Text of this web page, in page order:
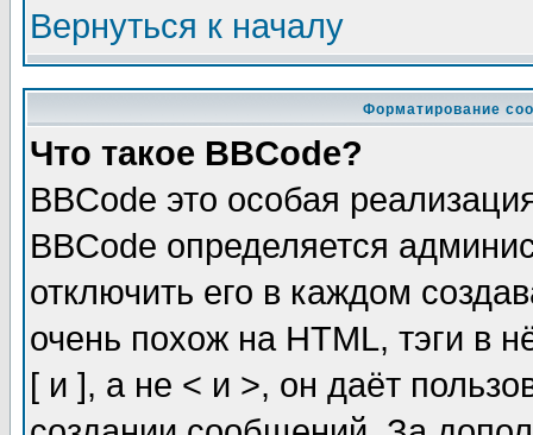
Вернуться к началу
Форматирование
Что такое BBCode?
BBCode это особая
BBCode определяется
отключить его в каждом
очень похож на HTML, тэги в
[ и ], а не < и >, он даёт